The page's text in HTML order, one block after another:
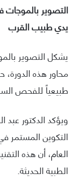
التصوير بالموجات
يدي طبيب القرب
يشكل التصوير
محاور هذه الدورة،
طبيعياً للفحص
ويؤكد الدكتور عبد
التكوين المستمر
العام، أن هذه
الطبية الحديثة.